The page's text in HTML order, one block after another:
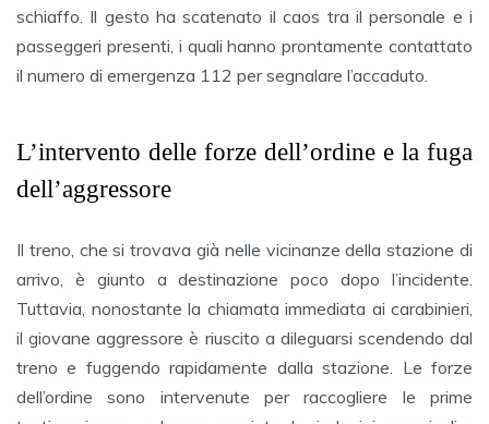
schiaffo. Il gesto ha scatenato il caos tra il personale e i
passeggeri presenti, i quali hanno prontamente contattato
il numero di emergenza 112 per segnalare l’accaduto.
L’intervento delle forze dell’ordine e la fuga
dell’aggressore
Il treno, che si trovava già nelle vicinanze della stazione di
arrivo, è giunto a destinazione poco dopo l’incidente.
Tuttavia, nonostante la chiamata immediata ai carabinieri,
il giovane aggressore è riuscito a dileguarsi scendendo dal
treno e fuggendo rapidamente dalla stazione. Le forze
dell’ordine sono intervenute per raccogliere le prime